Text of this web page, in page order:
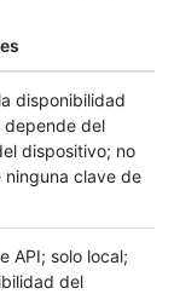
disponibilidad
depende del
dispositivo; no
ninguna clave de
API; solo local;
del